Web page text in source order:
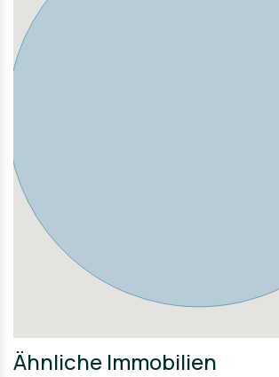
Ähnliche Immobilien